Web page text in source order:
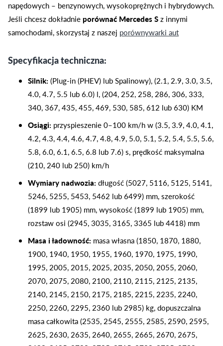
napędowych – benzynowych, wysokoprężnych i hybrydowych.
Jeśli chcesz dokładnieporównać Mercedes Sz innymi
samochodami, skorzystaj z naszej porównywarki aut
Specyfikacja techniczna:
Silnik: (Plug-in (PHEV) lub Spalinowy), (2.1, 2.9, 3.0, 3.5,
4.0, 4.7, 5.5 lub 6.0) l, (204, 252, 258, 286, 306, 333,
340, 367, 435, 455, 469, 530, 585, 612 lub 630) KM
Osiągi: przyspieszenie 0–100 km/h w (3.5, 3.9, 4.0, 4.1,
4.2, 4.3, 4.4, 4.6, 4.7, 4.8, 4.9, 5.0, 5.1, 5.2, 5.4, 5.5, 5.6,
5.8, 6.0, 6.1, 6.5, 6.8 lub 7.6) s, prędkość maksymalna
(210, 240 lub 250) km/h
Wymiary nadwozia: długość (5027, 5116, 5125, 5141,
5246, 5255, 5453, 5462 lub 6499) mm, szerokość
(1899 lub 1905) mm, wysokość (1899 lub 1905) mm,
rozstaw osi (2945, 3035, 3165, 3365 lub 4418) mm
Masa i ładowność: masa własna (1850, 1870, 1880,
1900, 1940, 1950, 1955, 1960, 1970, 1975, 1990,
1995, 2005, 2015, 2025, 2035, 2050, 2055, 2060,
2070, 2075, 2080, 2100, 2110, 2115, 2125, 2135,
2140, 2145, 2150, 2175, 2185, 2215, 2235, 2240,
2250, 2260, 2295, 2360 lub 2985) kg, dopuszczalna
masa całkowita (2535, 2545, 2555, 2585, 2590, 2595,
2625, 2630, 2635, 2640, 2655, 2665, 2670, 2675,